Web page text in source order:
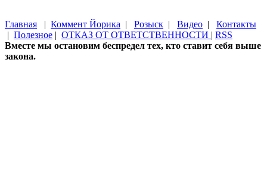
Главная | Коммент Йорика | Розыск | Видео | Контакты
| Полезное | ОТКАЗ ОТ ОТВЕТСТВЕННОСТИ | RSS
Вместе мы остановим беспредел тех, кто ставит себя выше
закона.